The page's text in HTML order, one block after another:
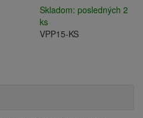
Skladom: posledných 2
ks
VPP15-KS